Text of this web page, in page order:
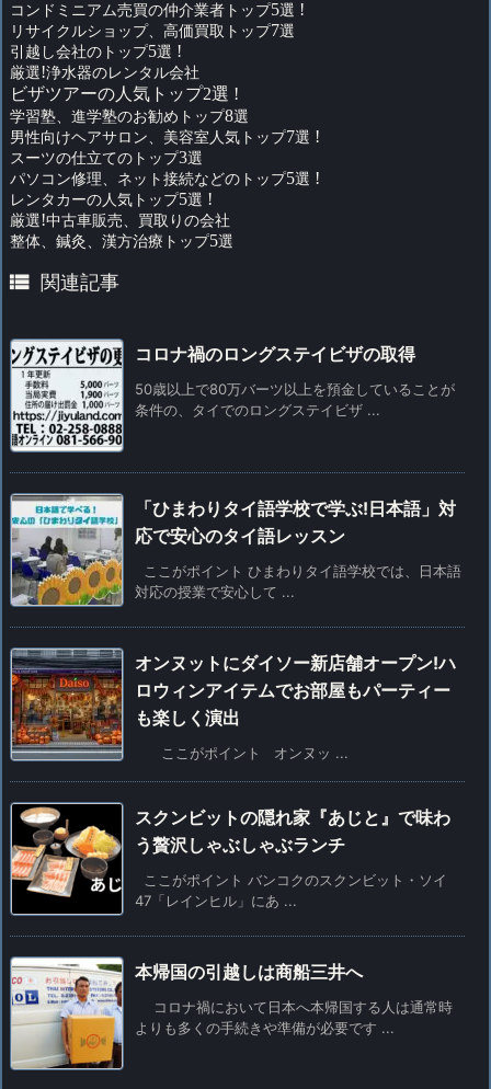
コンドミニアム売買の仲介業者トップ5選 !
リサイクルショップ、高価買取トップ7選
引越し会社のトップ5選 !
厳選!浄水器のレンタル会社
ビザツアーの人気トップ2選 !
学習塾、進学塾のお勧めトップ8選
男性向けヘアサロン、美容室人気トップ7選 !
スーツの仕立てのトップ3選
パソコン修理、ネット接続などのトップ5選 !
レンタカーの人気トップ5選 !
厳選!中古車販売、買取りの会社
整体、鍼灸、漢方治療トップ5選
 関連記事
コロナ禍のロングステイビザの取得
50歳以上で80万バーツ以上を預金していることが
条件の、タイでのロングステイビザ ...
「ひまわりタイ語学校で学ぶ!日本語」対
応で安心のタイ語レッスン
ここがポイント ひまわりタイ語学校では、日本語
対応の授業で安心して ...
オンヌットにダイソー新店舗オープン!ハ
ロウィンアイテムでお部屋もパーティー
も楽しく演出
ここがポイント オンヌッ ...
スクンビットの隠れ家『あじと』で味わ
う贅沢しゃぶしゃぶランチ
ここがポイント バンコクのスクンビット・ソイ
47「レインヒル」にあ ...
本帰国の引越しは商船三井へ
コロナ禍において日本へ本帰国する人は通常時
よりも多くの手続きや準備が必要です ...